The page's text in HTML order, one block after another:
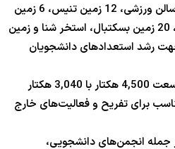
امکانات ورزشی شامل 2 سالن ورزشی، 12 زمین تنیس، 6 زمین
فوتبال، 10 زمین والیبال، 20 زمین بسکتبال، استخر شنا و زمین
رشد استعدادهای دانشجویان
پردیس دانشگاه نیز به وسعت 4,500 هکتار با 3,040 هکتار
برای تفریح و فعالیت‌های خارج
جمله انجمن‌های دانشجویی،